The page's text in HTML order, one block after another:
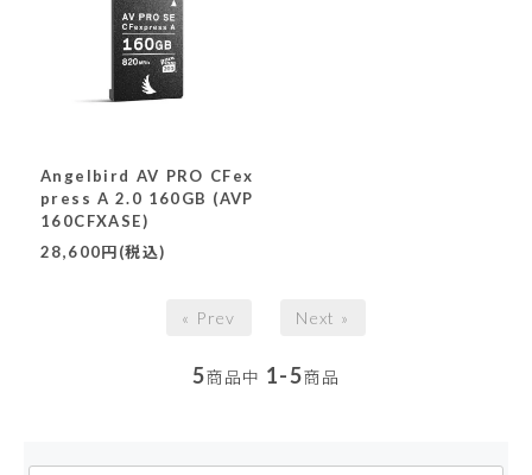
Angelbird AV PRO CFex
press A 2.0 160GB (AVP
160CFXASE)
28,600円(税込)
« Prev Next »
5商品中 1-5商品